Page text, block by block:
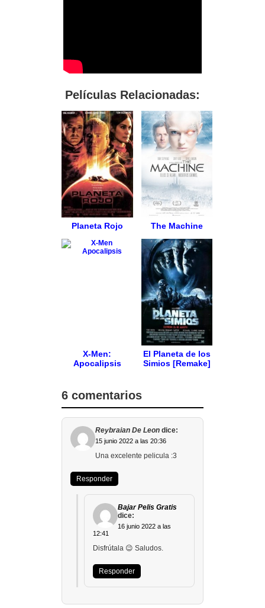
Películas Relacionadas:
Planeta Rojo The Machine
X-Men:
Apocalipsis
El Planeta de los
Simios [Remake]
6 comentarios
Reybraian De Leon dice:
15 junio 2022 a las 20:36
Una excelente pelicula :3
Responder
Bajar Pelis Gratis
dice:
16 junio 2022 a las
12:41
Disfrútala 😉 Saludos.
Responder